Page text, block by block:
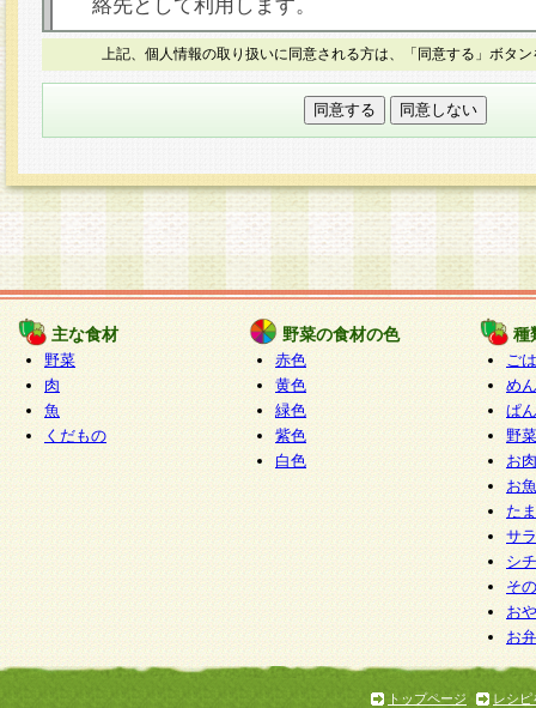
○本人が容易に認識できない方法による個人情報
本フォームでは、セッション管理のためCookie
○個人情報の第三者提供について
力いただく個人情報は第三者に提供しません。
○個人情報の委託について
個人情報の取り扱いを外部に委託する場合は、
情報管理基準を満たす企業を選定して委託を行
が行われるよう監督します。
○開示対象個人情報の開示等および問い合わせ窓口
本人からの求めにより、当社が本件により取得
報の利用目的の通知・開示・内容の訂正・追加
停止・消去及び第三者への提供の禁止（以下、
といいます。）に応じます。
開示等に応じる窓口は以下になります。
ぱくすく食堂個人情報お客様相談窓口 paku-
m
個人情報を与えることは任意ですが、個人情報
意をいただけない場合には、当社のサービスの
お問い合わせ・ご相談への対応ができない場合
上記、個人情報の取り扱いに同意される方は、「同意する」ボタ
主な食材
野菜
肉
魚
くだもの
野菜の食材の色
赤色
黄色
緑色
紫色
白色
種
ご
めん
ぱん
野
お
お
た
サ
シ
そ
お
お
トップページ
レシピ